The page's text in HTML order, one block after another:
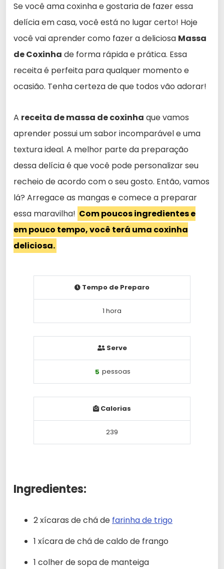
Se você ama coxinha e gostaria de fazer essa
delícia em casa, você está no lugar certo! Hoje
você vai aprender como fazer a deliciosa Massa
de Coxinha de forma rápida e prática. Essa
receita é perfeita para qualquer momento e
ocasião. Tenha certeza de que todos vão adorar!
A receita de massa de coxinha que vamos
aprender possui um sabor incomparável e uma
textura ideal. A melhor parte da preparação
dessa delícia é que você pode personalizar seu
recheio de acordo com o seu gosto. Então, vamos
lá? Arregace as mangas e comece a preparar
essa maravilha! Com poucos ingredientes e
em pouco tempo, você terá uma coxinha
deliciosa.
Tempo de Preparo
1 hora
Serve
5 pessoas
Calorias
239
Ingredientes:
2 xícaras de chá de farinha de trigo
1 xícara de chá de caldo de frango
1 colher de sopa de manteiga